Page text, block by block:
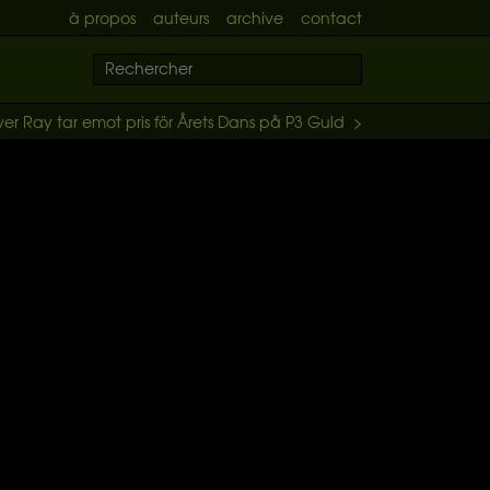
à propos auteurs archive contact
Ray tar emot pris för Årets Dans på P3 Guld >